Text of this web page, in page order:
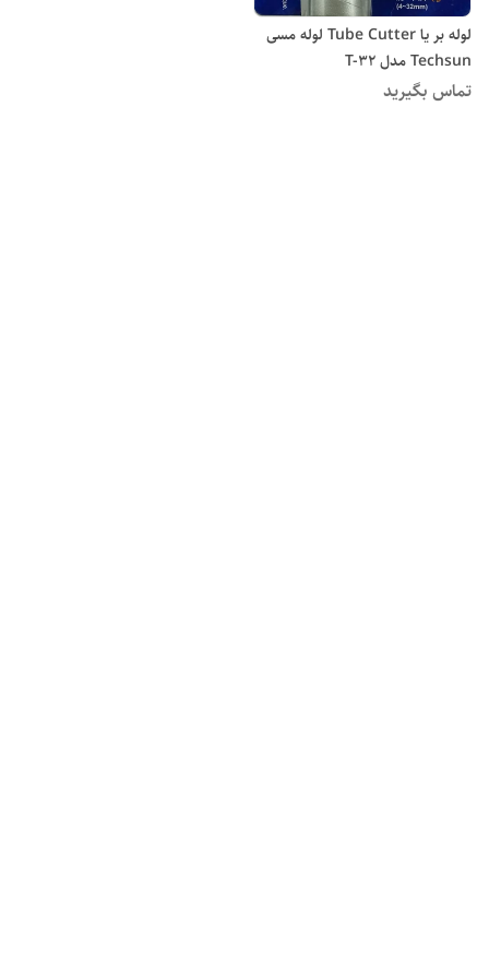
لوله بر یا Tube Cutter لوله مسی
Techsun مدل T-32
تماس بگیرید